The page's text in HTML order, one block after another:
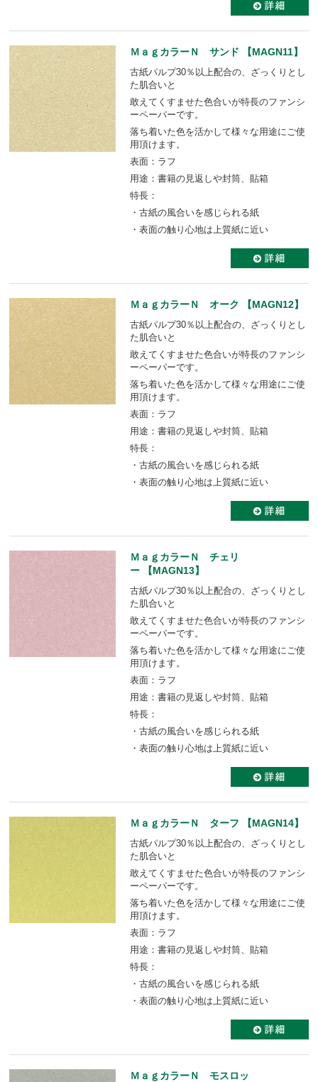
ＭａｇカラーＮ サンド 【MAGN11】
古紙パルプ30％以上配合の、ざっくりとし
た肌合いと
敢えてくすませた色合いが特長のファンシ
ーペーパーです。
落ち着いた色を活かして様々な用途にご使
用頂けます。
表面：ラフ
用途：書籍の見返しや封筒、貼箱
特長：
・古紙の風合いを感じられる紙
・表面の触り心地は上質紙に近い
ＭａｇカラーＮ オーク 【MAGN12】
古紙パルプ30％以上配合の、ざっくりとし
た肌合いと
敢えてくすませた色合いが特長のファンシ
ーペーパーです。
落ち着いた色を活かして様々な用途にご使
用頂けます。
表面：ラフ
用途：書籍の見返しや封筒、貼箱
特長：
・古紙の風合いを感じられる紙
・表面の触り心地は上質紙に近い
ＭａｇカラーＮ チェリ
ー 【MAGN13】
古紙パルプ30％以上配合の、ざっくりとし
た肌合いと
敢えてくすませた色合いが特長のファンシ
ーペーパーです。
落ち着いた色を活かして様々な用途にご使
用頂けます。
表面：ラフ
用途：書籍の見返しや封筒、貼箱
特長：
・古紙の風合いを感じられる紙
・表面の触り心地は上質紙に近い
ＭａｇカラーＮ ターフ 【MAGN14】
古紙パルプ30％以上配合の、ざっくりとし
た肌合いと
敢えてくすませた色合いが特長のファンシ
ーペーパーです。
落ち着いた色を活かして様々な用途にご使
用頂けます。
表面：ラフ
用途：書籍の見返しや封筒、貼箱
特長：
・古紙の風合いを感じられる紙
・表面の触り心地は上質紙に近い
ＭａｇカラーＮ モスロッ